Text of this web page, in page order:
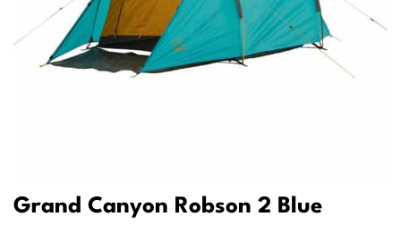
Grand Canyon Robson 2 Blue